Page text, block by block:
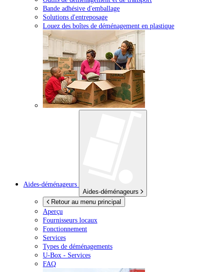
Bande adhésive d'emballage
Solutions d'entreposage
Louez des boîtes de déménagement en plastique
Aides-déménageurs
Aides-déménageurs
Retour au menu principal
Aperçu
Fournisseurs locaux
Fonctionnement
Services
Types de déménagements
U-Box - Services
FAQ